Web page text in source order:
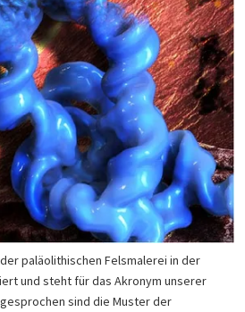
paläolithischen Felsmalerei in der
und steht für das Akronym unserer
sind die Muster der